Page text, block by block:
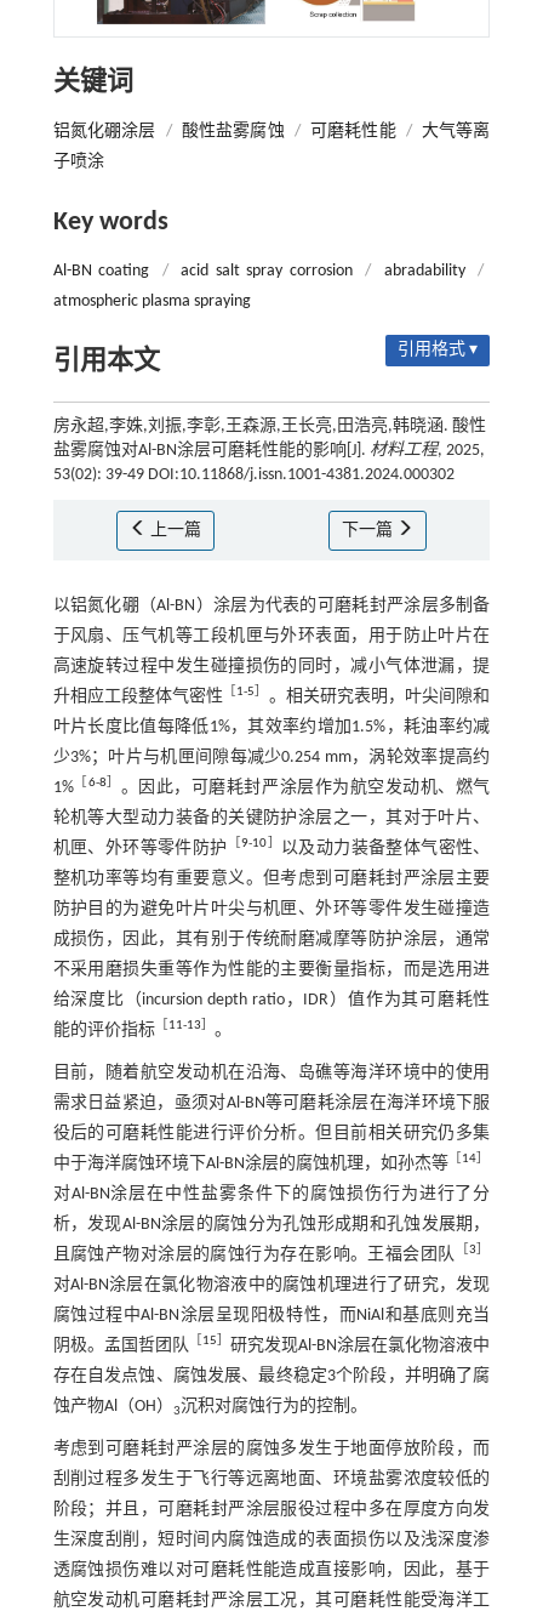
关键词
铝氮化硼涂层 / 酸性盐雾腐蚀 / 可磨耗性能 / 大气等离
子喷涂
Key words
Al-BN coating / acid salt spray corrosion / abradability
/
atmospheric plasma spraying
引用本文 引用格式 ▾
房永超,李姝,刘振,李彰,王森源,王长亮,田浩亮,韩晓涵. 酸性
盐雾腐蚀对Al-BN涂层可磨耗性能的影响[J]. 材料工程, 2025,
53(02): 39-49 DOI:10.11868/j.issn.1001-4381.2024.000302
上一篇 下一篇
以铝氮化硼（Al-BN）涂层为代表的可磨耗封严涂层多制备
于风扇、压气机等工段机匣与外环表面，用于防止叶片在
高速旋转过程中发生碰撞损伤的同时，减小气体泄漏，提
升相应工段整体气密性
1-5
。相关研究表明，叶尖间隙和
叶片长度比值每降低1%，其效率约增加1.5%，耗油率约减
少3%；叶片与机匣间隙每减少0.254 mm，涡轮效率提高约
1%
6-8
。因此，可磨耗封严涂层作为航空发动机、燃气
轮机等大型动力装备的关键防护涂层之一，其对于叶片、
机匣、外环等零件防护
［9-10
以及动力装备整体气密性、
整机功率等均有重要意义。但考虑到可磨耗封严涂层主要
防护目的为避免叶片叶尖与机匣、外环等零件发生碰撞造
成损伤，因此，其有别于传统耐磨减摩等防护涂层，通常
不采用磨损失重等作为性能的主要衡量指标，而是选用进
给深度比（incursion depth ratio，IDR）值作为其可磨耗性
能的评价指标［ 11-13 。
目前，随着航空发动机在沿海、岛礁等海洋环境中的使用
需求日益紧迫，亟须对Al-BN等可磨耗涂层在海洋环境下服
役后的可磨耗性能进行评价分析。但目前相关研究仍多集
中于海洋腐蚀环境下Al-BN涂层的腐蚀机理，如孙杰等
14
对Al-BN涂层在中性盐雾条件下的腐蚀损伤行为进行了分
析，发现Al-BN涂层的腐蚀分为孔蚀形成期和孔蚀发展期，
且腐蚀产物对涂层的腐蚀行为存在影响。王福会团队
3
对Al-BN涂层在氯化物溶液中的腐蚀机理进行了研究，发现
腐蚀过程中Al-BN涂层呈现阳极特性，而NiAl和基底则充当
阴极。孟国哲团队
15
研究发现Al-BN涂层在氯化物溶液中
存在自发点蚀、腐蚀发展、最终稳定3个阶段，并明确了腐
蚀产物Al（OH）
3沉积对腐蚀行为的控制。
考虑到可磨耗封严涂层的腐蚀多发生于地面停放阶段，而
刮削过程多发生于飞行等远离地面、环境盐雾浓度较低的
阶段；并且，可磨耗封严涂层服役过程中多在厚度方向发
生深度刮削，短时间内腐蚀造成的表面损伤以及浅深度渗
透腐蚀损伤难以对可磨耗性能造成直接影响，因此，基于
航空发动机可磨耗封严涂层工况，其可磨耗性能受海洋工